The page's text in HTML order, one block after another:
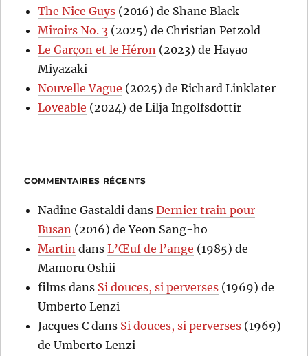
The Nice Guys (2016) de Shane Black
Miroirs No. 3 (2025) de Christian Petzold
Le Garçon et le Héron (2023) de Hayao
Miyazaki
Nouvelle Vague (2025) de Richard Linklater
Loveable (2024) de Lilja Ingolfsdottir
COMMENTAIRES RÉCENTS
Nadine Gastaldi dansDernier train pour
Busan (2016) de Yeon Sang-ho
Martin dansL’Œuf de l’ange (1985) de
Mamoru Oshii
films dans Si douces, si perverses (1969) de
Umberto Lenzi
Jacques C dans Si douces, si perverses (1969)
de Umberto Lenzi